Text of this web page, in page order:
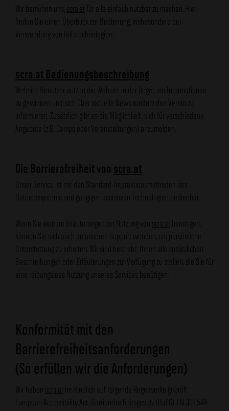
Wir bemühen uns, scra.at für alle einfach nutzbar zu machen. Hier
finden Sie einen Überblick zur Bedienung, insbesondere bei
Verwendung von Hilfstechnologien:
scra.at Bedienungsbeschreibung
Website-Benutzer nutzen die Website in der Regel, um Informationen
zu gewinnen und sich über aktuelle News rundum den Verein zu
informieren. Zusätzlich gibt es die Möglichkeit, sich für verschiedene
Angebote (z.B. Camps oder Veranstaltungen) anzumelden.
Die Barrierefreiheit von scra.at
Unser Service ist mit den Standard-Interaktionsmethoden des
Betriebssystems und gängigen assistiven Technologien bedienbar.
Wenn Sie weitere Erläuterungen zur Nutzung von scra.at benötigen,
können Sie sich auch an unseren Support wenden, um persönliche
Unterstützung zu erhalten. Wir sind bestrebt, Ihnen alle zusätzlichen
Beschreibungen oder Erläuterungen zur Verfügung zu stellen, die Sie für
eine reibungslose Nutzung unseres Services benötigen.
Konformität mit den
Barrierefreiheitsanforderungen
(So erfüllen wir die Anforderungen)
Wir haben scra.at im Hinblick auf folgende Regelwerke geprüft:
European Accessibility Act, Barrierefreiheitsgesetz (BaFG), EN 301 549